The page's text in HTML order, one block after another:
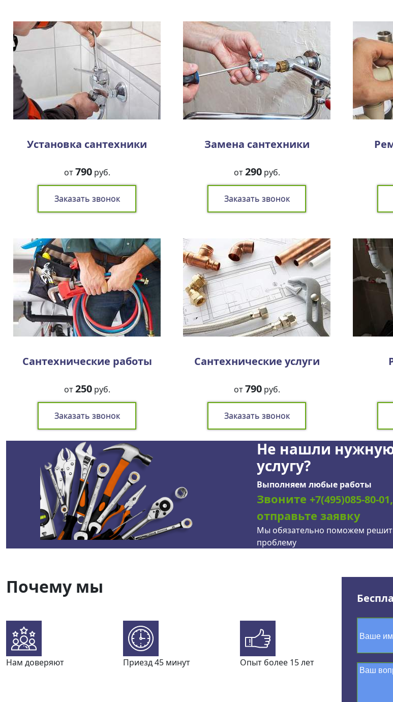
Установка сантехники
от790руб.
Заказать звонок
Замена сантехники
от290руб.
Заказать звонок
Сантехнические работы
от250руб.
Заказать звонок
Сантехнические услуги
от790руб.
Заказать звонок
Не нашли
услугу?
Выполняем любые работы
Звоните +7(495)085-80-01
отправьте заявку
Мы обязательно поможем
проблему
Почему мы
Нам доверяют Приезд 45 минут Опыт более 15 лет